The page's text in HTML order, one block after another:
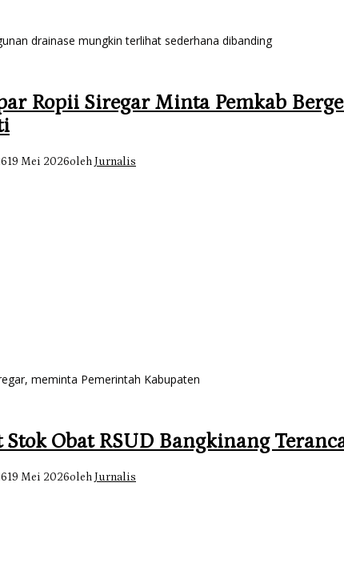
drainase mungkin terlihat sederhana dibanding
Ropii Siregar Minta Pemkab
19 Mei 2026oleh Jurnalis
meminta Pemerintah Kabupaten
Obat RSUD Bangkinang
19 Mei 2026oleh Jurnalis